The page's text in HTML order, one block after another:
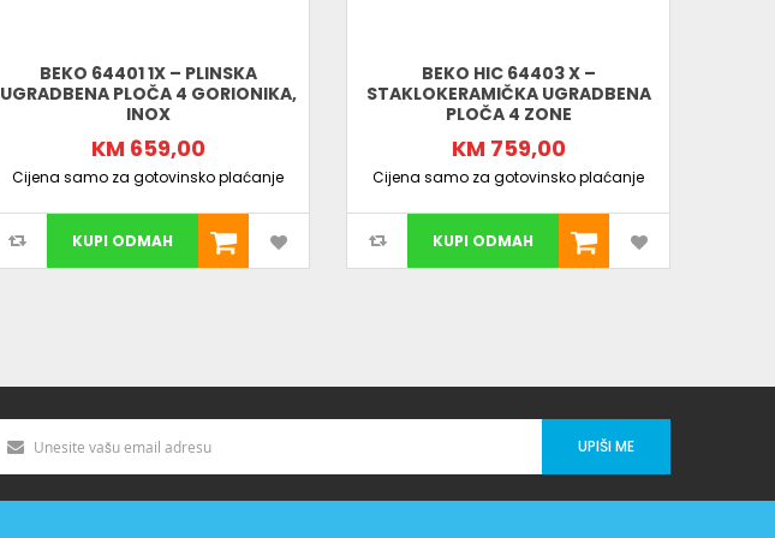
BEKO 64401 1X – PLINSKA
UGRADBENA PLOČA 4 GORIONIKA,
INOX
KM 659,00
Cijena samo za gotovinsko plaćanje
KUPI ODMAH
BEKO HIC 64403 X –
STAKLOKERAMIČKA UGRADBENA
PLOČA 4 ZONE
KM 759,00
Cijena samo za gotovinsko plaćanje
KUPI ODMAH
UPIŠI ME